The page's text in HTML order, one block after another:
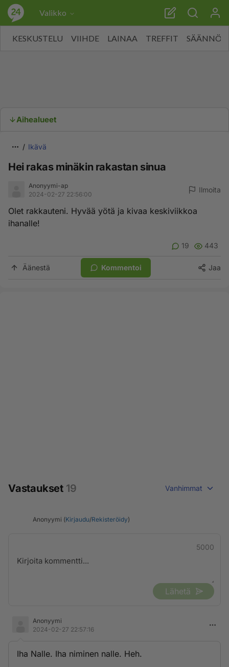
Valikko
KESKUSTELU VIIHDE LAINAA TREFFIT SÄÄNNÖT
Aihealueet
Ikävä
Hei rakas minäkin rakastan sinua
Anonyymi-ap
2024-02-27 22:56:00
Ilmoita
Olet rakkauteni. Hyvää yötä ja kivaa keskiviikkoa
ihanalle!
19 443
Äänestä Kommentoi Jaa
Vastaukset 19 Vanhimmat
Anonyymi (Kirjaudu/Rekisteröidy)
5000
Lähetä
Anonyymi
2024-02-27 22:57:16
Iha Nalle. Iha niminen nalle. Heh.